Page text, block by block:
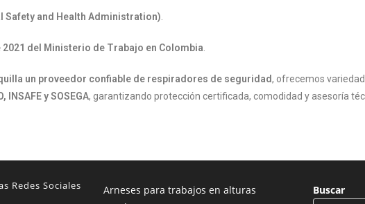
Safety and Health Administration)
2021 del Ministerio de Trabajo en Colombia
un proveedor confiable de respiradores de seguridad, ofrecemos
INSAFE y SOSEGA, garantizando protección certificada, comodidad y asesoría
Redes Sociales
Arneses para trabajos en alturas
Buscar